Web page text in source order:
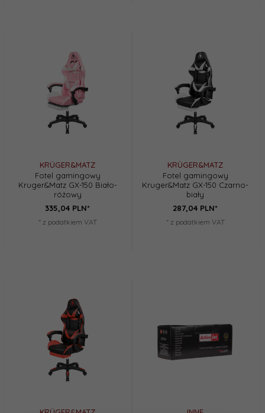
KRÜGER&MATZ
Fotel gamingowy
Kruger&Matz GX-150 Biało-
różowy
335,04 PLN*
* z podatkiem VAT
KRÜGER&MATZ
Fotel gamingowy
Kruger&Matz GX-150 Czarno-
biały
287,04 PLN*
* z podatkiem VAT